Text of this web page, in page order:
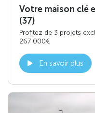
Votre maison clé
(37)
Profitez de 3 projets
267 000€
En savoir plus